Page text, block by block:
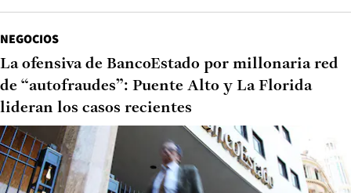
NEGOCIOS
La ofensiva de BancoEstado por millonaria red
de “autofraudes”: Puente Alto y La Florida
lideran los casos recientes